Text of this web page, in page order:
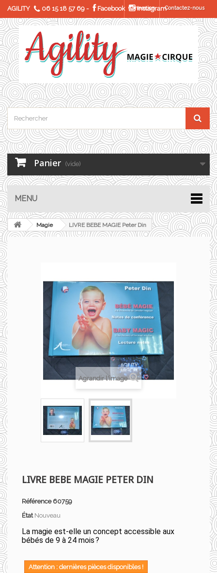
AGILITY 06 15 18 57 69 - Facebook InstagramContactez-nous
Connexion
Panier (vide)
MENU
Magie LIVRE BEBE MAGIE Peter Din
Agrandir l'image
LIVRE BEBE MAGIE PETER DIN
Référence 60759
État Nouveau
La magie est-elle un concept accessible aux
bébés de 9 à 24 mois ?
Attention : dernières pièces disponibles !